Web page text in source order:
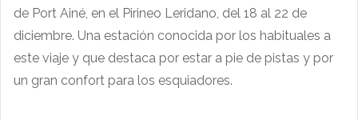
de Port Ainé, en el Pirineo Leridano, del 18 al 22 de
diciembre. Una estación conocida por los habituales a
este viaje y que destaca por estar a pie de pistas y por
un gran confort para los esquiadores.